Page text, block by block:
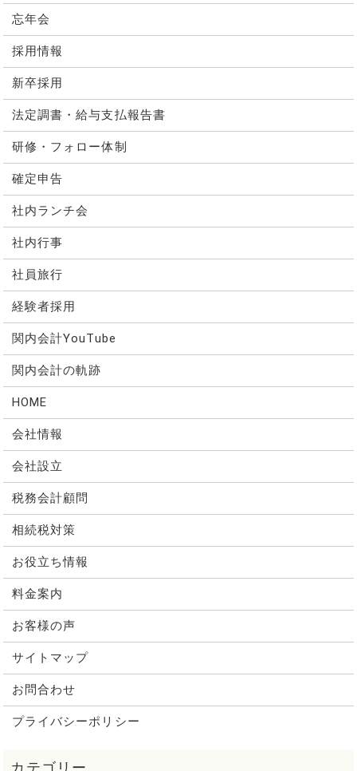
忘年会
採用情報
新卒採用
法定調書・給与支払報告書
研修・フォロー体制
確定申告
社内ランチ会
社内行事
社員旅行
経験者採用
関内会計YouTube
関内会計の軌跡
HOME
会社情報
会社設立
税務会計顧問
相続税対策
お役立ち情報
料金案内
お客様の声
サイトマップ
お問合わせ
プライバシーポリシー